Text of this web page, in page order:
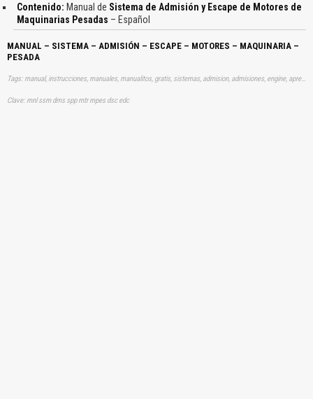
Contenido: Manual de Sistema de Admisión y Escape de Motores de
Maquinarias Pesadas – Español
MANUAL – SISTEMA – ADMISIÓN – ESCAPE – MOTORES – MAQUINARIA –
PESADA
Tags: manual, instrucciones, manuales, manualitos, gratis, sistemas, admision, admisiones, engine, aprender, descargas
Clave: mnl ssm dms spp mtr mpes dsc edc